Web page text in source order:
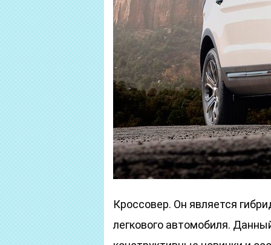
Кроссовер. Он является
легкового автомобиля.